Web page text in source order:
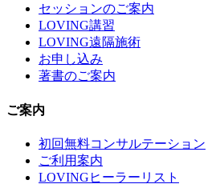
セッションのご案内
LOVING講習
LOVING遠隔施術
お申し込み
著書のご案内
ご案内
初回無料コンサルテーション
ご利用案内
LOVINGヒーラーリスト